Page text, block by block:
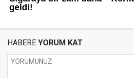
HABERE YORUM KAT